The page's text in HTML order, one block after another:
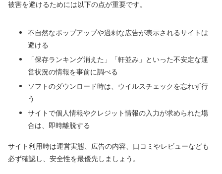
被害を避けるためには以下の点が重要です。
不自然なポップアップや過剰な広告が表示されるサイトは
避ける
「保存ランキング消えた」「軒並み」といった不安定な運
営状況の情報を事前に調べる
ソフトのダウンロード時は、ウイルスチェックを忘れず行
う
サイトで個人情報やクレジット情報の入力が求められた場
合は、即時離脱する
サイト利用時は運営実態、広告の内容、口コミやレビューなども
必ず確認し、安全性を最優先しましょう。